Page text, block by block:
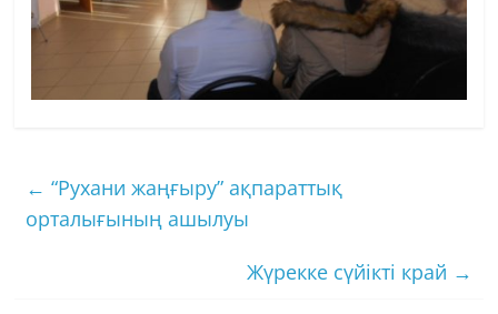
← “Рухани жаңғыру” ақпараттық
орталығының ашылуы
Жүрекке сүйікті край →